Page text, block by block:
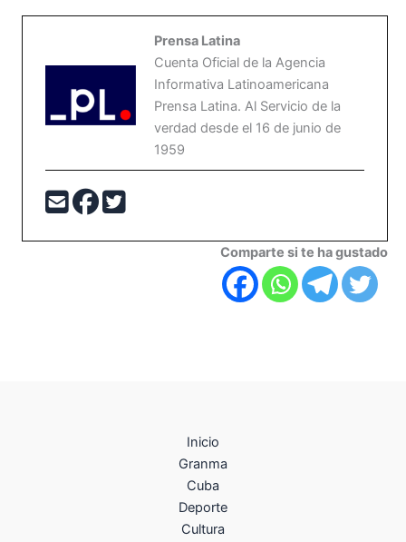
Prensa Latina
Cuenta Oficial de la Agencia
Informativa Latinoamericana
Prensa Latina. Al Servicio de la
verdad desde el 16 de junio de
1959
Comparte si te ha gustado
Inicio
Granma
Cuba
Deporte
Cultura